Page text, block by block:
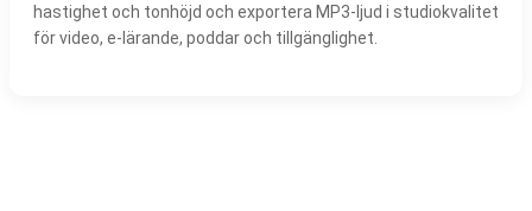
hastighet och tonhöjd och exportera MP3-ljud i studiokvalitet
för video, e-lärande, poddar och tillgänglighet.